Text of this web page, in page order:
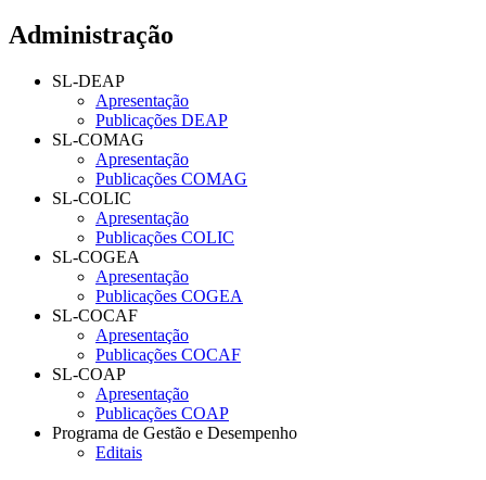
Administração
SL-DEAP
Apresentação
Publicações DEAP
SL-COMAG
Apresentação
Publicações COMAG
SL-COLIC
Apresentação
Publicações COLIC
SL-COGEA
Apresentação
Publicações COGEA
SL-COCAF
Apresentação
Publicações COCAF
SL-COAP
Apresentação
Publicações COAP
Programa de Gestão e Desempenho
Editais